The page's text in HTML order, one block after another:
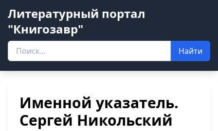
Литературный портал
"Книгозавр"
Найти
Именной указатель.
Сергей Никольский